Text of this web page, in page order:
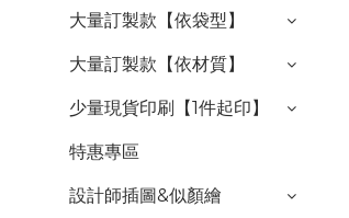
大量訂製款【依袋型】
大量訂製款【依材質】
少量現貨印刷【1件起印】
特惠專區
設計師插圖&似顏繪